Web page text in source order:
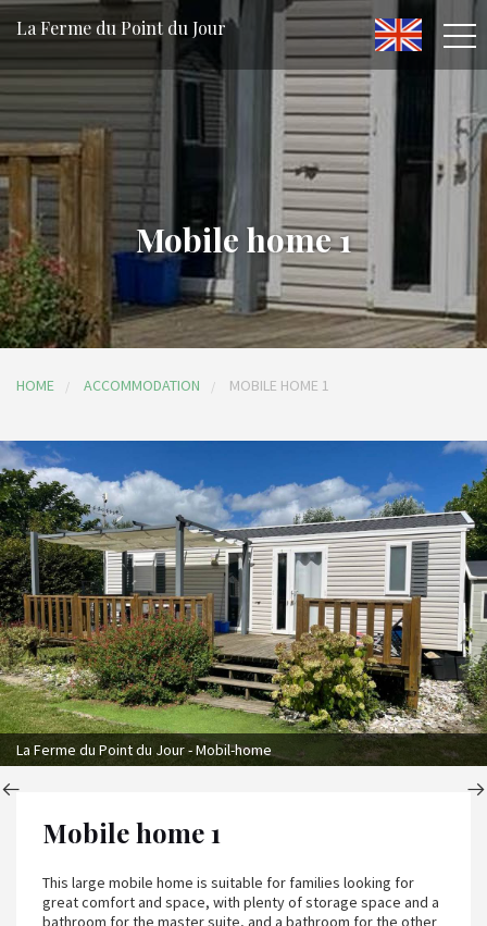
La Ferme du Point du Jour
Mobile home 1
HOME ACCOMMODATION MOBILE HOME 1
La Ferme du Point du Jour - Mobil-home
Mobile home 1
This large mobile home is suitable for families looking for
great comfort and space, with plenty of storage space and a
bathroom for the master suite, and a bathroom for the other